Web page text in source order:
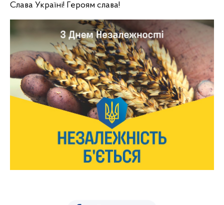
Слава Україні! Героям слава!